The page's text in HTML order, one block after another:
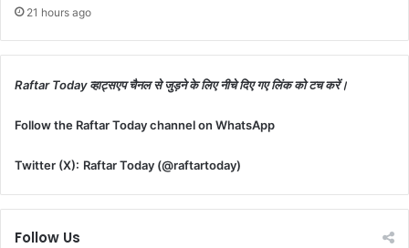
21 hours ago
Raftar Today व्हाट्सएप चैनल से जुड़ने के लिए नीचे दिए गए लिंक को टच करें।
Follow the Raftar Today channel on WhatsApp
Twitter (X): Raftar Today (@raftartoday)
Follow Us